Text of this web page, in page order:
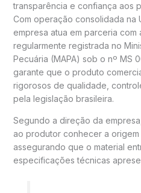
transparência e confiança aos
Com operação consolidada na
empresa atua em parceria com
regularmente registrada no
Pecuária (MAPA) sob o nº MS
garante que o produto
rigorosos de qualidade,
pela legislação brasileira.
Segundo a direção da
ao produtor conhecer a origem
assegurando que o material
especificações técnicas